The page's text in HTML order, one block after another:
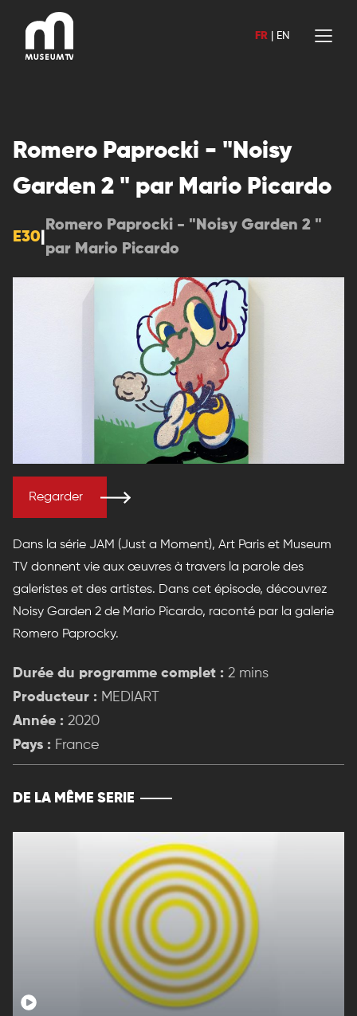
contenu
FR EN
Romero Paprocki - "Noisy
Garden 2 " par Mario Picardo
E30
Romero Paprocki - "Noisy Garden 2 "
par Mario Picardo
Regarder
Dans la série JAM (Just a Moment), Art Paris et Museum
TV donnent vie aux œuvres à travers la parole des
galeristes et des artistes. Dans cet épisode, découvrez
Noisy Garden 2 de Mario Picardo, raconté par la galerie
Romero Paprocky.
Durée du programme complet : 2 mins
Producteur : MEDIART
Année : 2020
Pays : France
DE LA MÊME SERIE